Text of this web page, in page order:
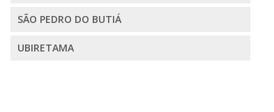
SÃO PEDRO DO BUTIÁ
UBIRETAMA